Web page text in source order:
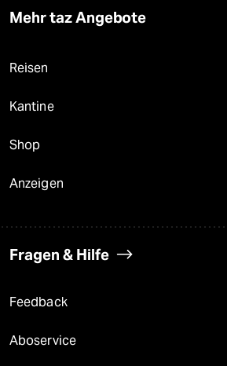
Mehr taz Angebote
Reisen
Kantine
Shop
Anzeigen
Fragen & Hilfe
Feedback
Aboservice